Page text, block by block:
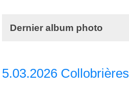
Dernier album photo
5.03.2026 Collobrières